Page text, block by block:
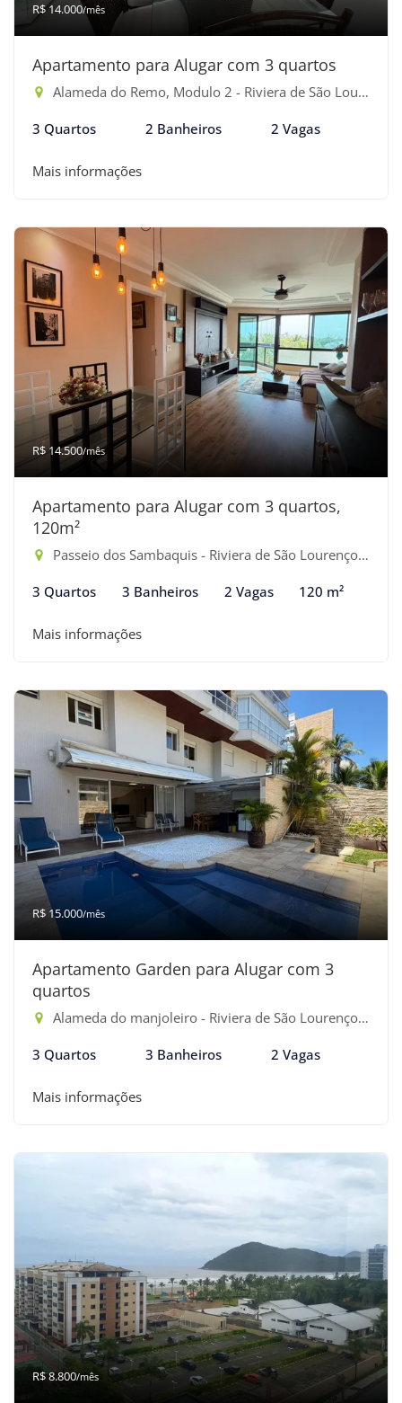
R$ 14.000/mês
Apartamento para Alugar com 3 quartos
Alameda do Remo, Modulo 2 - Riviera de São Lourenço, Bertioga-SP
3 Quartos 2 Banheiros 2 Vagas
Mais informações
R$ 14.500/mês
Apartamento para Alugar com 3 quartos,
120m²
Passeio dos Sambaquis - Riviera de São Lourenço, Bertioga-SP
3 Quartos 3 Banheiros 2 Vagas 120 m²
Mais informações
R$ 15.000/mês
Apartamento Garden para Alugar com 3
quartos
Alameda do manjoleiro - Riviera de São Lourenço, Bertioga-SP
3 Quartos 3 Banheiros 2 Vagas
Mais informações
R$ 8.800/mês